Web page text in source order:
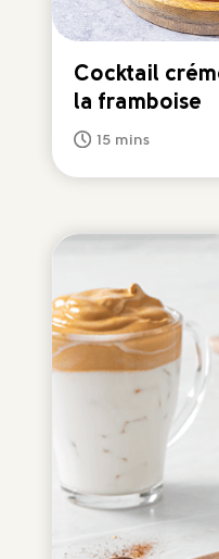
Cocktail
la framboise
15 mins